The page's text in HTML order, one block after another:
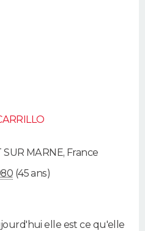
SUR MARNE, France
(45 ans)
elle est ce qu'elle